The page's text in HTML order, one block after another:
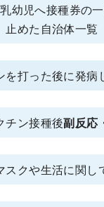
幼児へ接種券の
止めた自治体一覧
を打った後に発病
チン接種後副反応
スクや生活に関し